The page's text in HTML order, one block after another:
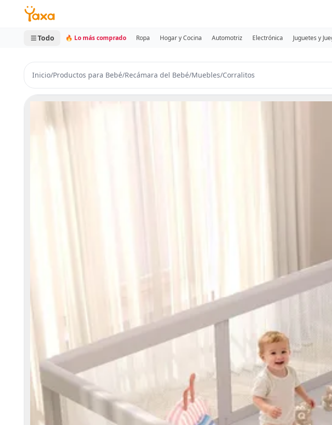
MINI CARRITO
0 productos
Todo 🔥 Lo más comprado Ropa Hogar y Cocina Automotriz Electrónica Juguetes y
Inicio/Productos para Bebé/Recámara del Bebé/Muebles/Corralitos